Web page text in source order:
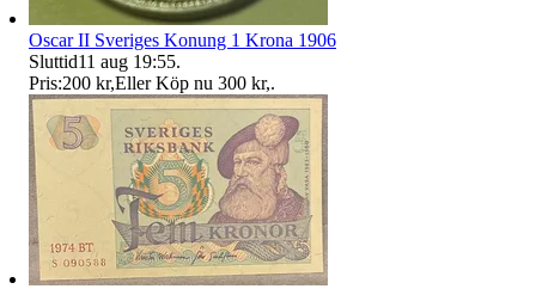
Oscar II Sveriges Konung 1 Krona 1906
Sluttid11 aug 19:55.
Pris:200 kr,Eller Köp nu 300 kr,.